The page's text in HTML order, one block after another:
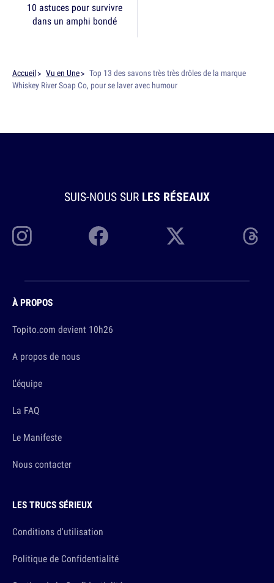
10 astuces pour survivre
dans un amphi bondé
Accueil Vu en Une
Top 13 des savons très très drôles de la marque
Whiskey River Soap Co, pour se laver avec humour
SUIS-NOUS SUR LES RÉSEAUX
À PROPOS
Topito.com devient 10h26
A propos de nous
L'équipe
La FAQ
Le Manifeste
Nous contacter
LES TRUCS SÉRIEUX
Conditions d'utilisation
Politique de Confidentialité